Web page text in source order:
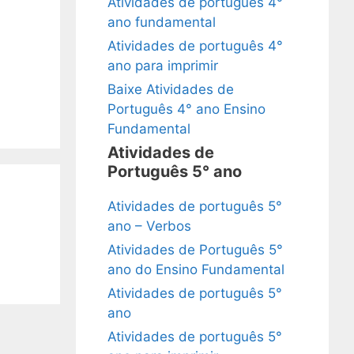
ano fundamental
Atividades de português 4°
ano para imprimir
Baixe Atividades de
Português 4° ano Ensino
Fundamental
Atividades de
Português 5° ano
Atividades de português 5°
ano – Verbos
Atividades de Português 5°
ano do Ensino Fundamental
Atividades de português 5°
ano
Atividades de português 5°